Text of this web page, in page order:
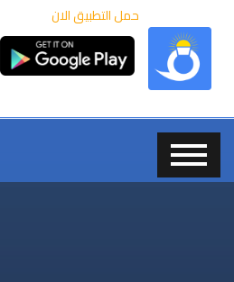
حمل التطبيق الان